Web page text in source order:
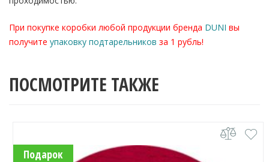
При покупке коробки любой продукции бренда DUNI вы
получите упаковку подтарельников за 1 рубль!
ПОСМОТРИТЕ ТАКЖЕ
Подарок